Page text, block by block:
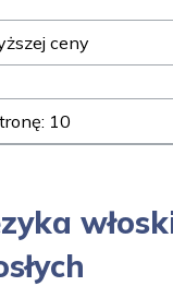
ceny
10